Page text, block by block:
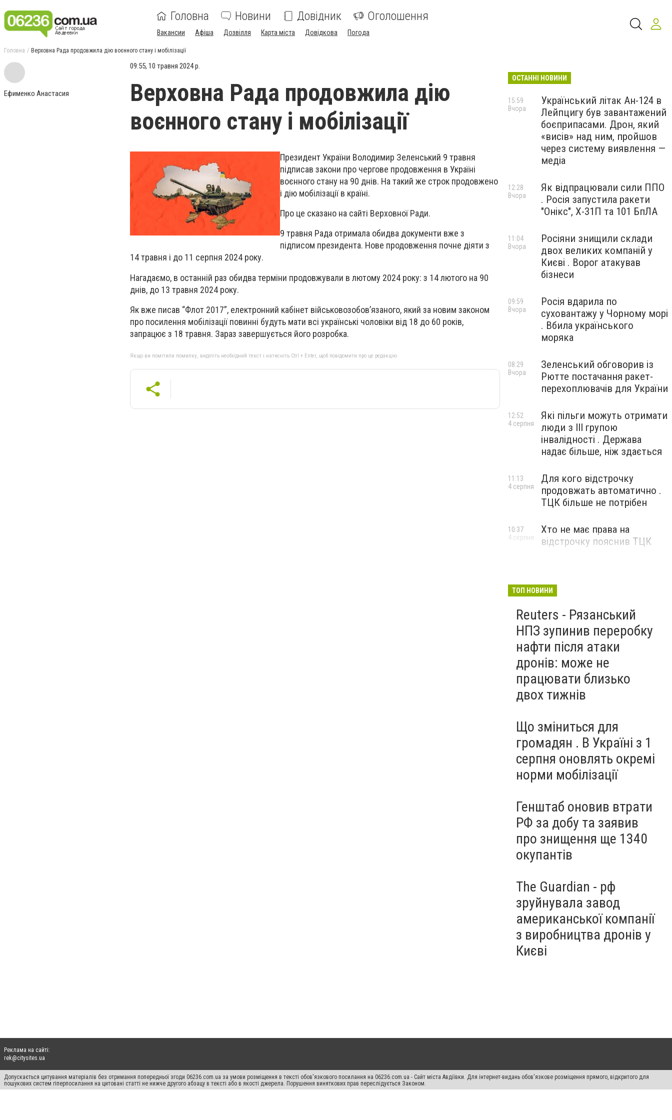
Головна Новини Довідник Оголошення
Вакансии Афіша Дозвілля Карта міста Довідкова Погода
Головна Верховна Рада продовжила дію воєнного стану і мобілізації
Ефименко Анастасия
09:55, 10 травня 2024 р.
Верховна Рада продовжила дію
воєнного стану і мобілізації
Президент України Володимир Зеленський 9 травня
підписав закони про чергове продовження в Україні
воєнного стану на 90 днів. На такий же строк продовжено
і дію мобілізації в країні.
Про це сказано на сайті Верховної Ради.
9 травня Рада отримала обидва документи вже з
підписом президента. Нове продовження почне діяти з
14 травня і до 11 серпня 2024 року.
Нагадаємо, в останній раз обидва терміни продовжували в лютому 2024 року: з 14 лютого на 90
днів, до 13 травня 2024 року.
Як вже писав “Флот 2017”, електронний кабінет військовозобов’язаного, який за новим законом
про посилення мобілізації повинні будуть мати всі українські чоловіки від 18 до 60 років,
запрацює з 18 травня. Зараз завершується його розробка.
Якщо ви помітили помилку, виділіть необхідний текст і натисніть Ctrl + Enter, щоб повідомити про це редакцію
ОСТАННІ НОВИНИ
Український літак Ан-124 в
Лейпцигу був завантажений
боєприпасами. Дрон, який
«висів» над ним, пройшов
через систему виявлення —
медіа
15:59
Вчора
Як відпрацювали сили ППО
. Росія запустила ракети
"Онікс", Х-31П та 101 БпЛА
12:28
Вчора
Росіяни знищили склади
двох великих компаній у
Києві . Ворог атакував
бізнеси
11:04
Вчора
Росія вдарила по
суховантажу у Чорному морі
. Вбила українського
моряка
09:59
Вчора
Зеленський обговорив із
Рютте постачання ракет-
перехоплювачів для України
08:29
Вчора
Які пільги можуть отримати
люди з III групою
інвалідності . Держава
надає більше, ніж здається
12:52
4 серпня
Для кого відстрочку
продовжать автоматично .
ТЦК більше не потрібен
11:13
4 серпня
Хто не має права на
відстрочку пояснив ТЦК
10:37
4 серпня
ТОП НОВИНИ
Reuters - Рязанський
НПЗ зупинив переробку
нафти після атаки
дронів: може не
працювати близько
двох тижнів
Що зміниться для
громадян . В Україні з 1
серпня оновлять окремі
норми мобілізації
Генштаб оновив втрати
РФ за добу та заявив
про знищення ще 1340
окупантів
The Guardian - рф
зруйнувала завод
американської компанії
з виробництва дронів у
Києві
Реклама на сайті:
rek@citysites.ua
Допускається цитування матеріалів без отримання попередньої згоди 06236.com.ua за умови розміщення в тексті обов'язкового посилання на 06236.com.ua - Сайт міста Авдіївки. Для інтернет-видань обов'язкове розміщення прямого, відкритого для
пошукових систем гіперпосилання на цитовані статті не нижче другого абзацу в тексті або в якості джерела. Порушення виняткових прав переслідується Законом.